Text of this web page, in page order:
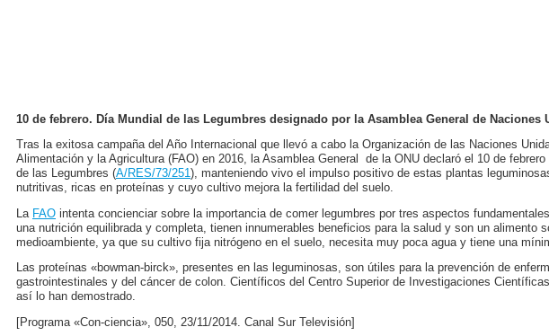
10 de febrero. Día Mundial de las Legumbres designado por la Asamblea General de Naciones
Tras la exitosa campaña del Año Internacional que llevó a cabo la Organización de las Naciones
Alimentación y la Agricultura (FAO) en 2016, la Asamblea General de la ONU declaró el 10 de
de las Legumbres (A/RES/73/251), manteniendo vivo el impulso positivo de estas plantas
nutritivas, ricas en proteínas y cuyo cultivo mejora la fertilidad del suelo.
La FAO intenta concienciar sobre la importancia de comer legumbres por tres aspectos
una nutrición equilibrada y completa, tienen innumerables beneficios para la salud y son un alimento
medioambiente, ya que su cultivo fija nitrógeno en el suelo, necesita muy poca agua y tiene una
Las proteínas «bowman-birck», presentes en las leguminosas, son útiles para la prevención de
gastrointestinales y del cáncer de colon. Científicos del Centro Superior de Investigaciones
así lo han demostrado.
[Programa «Con-ciencia», 050, 23/11/2014. Canal Sur Televisión]